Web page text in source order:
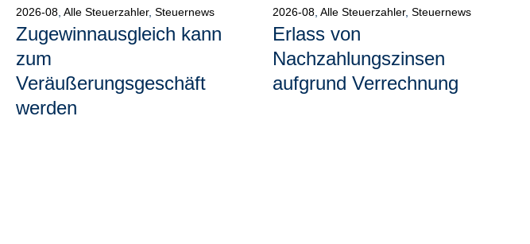
2026-08 Alle Steuerzahler, Steuernews
Zugewinnausgleich kann
zum
Veräußerungsgeschäft
werden
2026-08, Alle Steuerzahler, Steuernews
Erlass von
Nachzahlungszinsen
aufgrund Verrechnung